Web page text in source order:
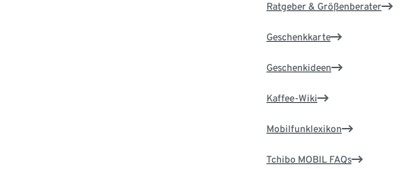
Ratgeber & Größenberater
Geschenkkarte
Geschenkideen
Kaffee-Wiki
Mobilfunklexikon
Tchibo MOBIL FAQs